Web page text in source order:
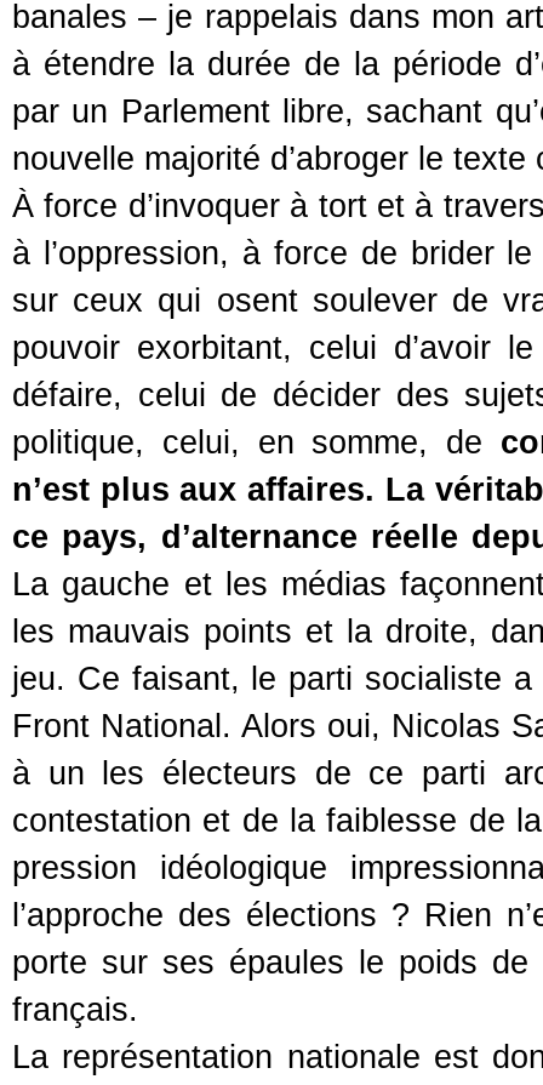
banales – je rappelais dans mon
à étendre la durée de la période
par un Parlement libre, sachant
nouvelle majorité d’abroger le texte
À force d’invoquer à tort et à
à l’oppression, à force de brider
sur ceux qui osent soulever de
pouvoir exorbitant, celui d’avoir
défaire, celui de décider des
politique, celui, en somme, de
n’est plus aux affaires. La
ce pays, d’alternance réelle
La gauche et les médias
les mauvais points et la droite,
jeu. Ce faisant, le parti socialiste
Front National. Alors oui, Nicolas
à un les électeurs de ce parti
contestation et de la faiblesse de
pression idéologique
l’approche des élections ? Rien
porte sur ses épaules le poids
français.
La représentation nationale est